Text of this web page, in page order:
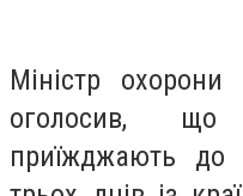
Міністр охорони
оголосив, що
приїжджають до